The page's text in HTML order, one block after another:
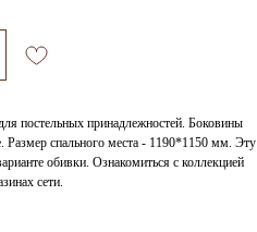
постельных принадлежностей. Боковины
Размер спального места - 1190*1150 мм. Эту
обивки. Ознакомиться с коллекцией
сети.